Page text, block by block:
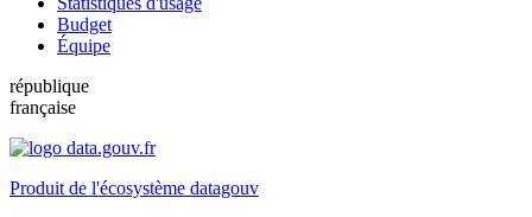
Budget
Équipe
république
française
Produit de l'écosystème datagouv